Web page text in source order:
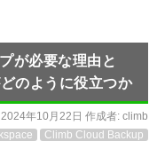
が必要な理由と
のように役立つか
2024年10月22日 作成者: climb
Climb Cloud Backup